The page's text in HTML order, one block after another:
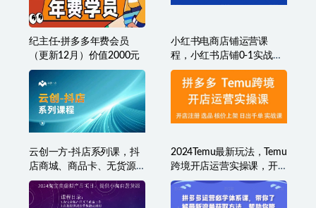
纪主任·拼多多年费会员
（更新12月）价值2000元
小红书电商店铺运营课
程，小红书店铺0-1实战教
学
云创一方-抖店系列课，​抖
店商城、商品卡、无货源
等玩法
2024Temu最新玩法，Temu
跨境开店运营实操课，开
店注册/选品/核价上架/日
出千单实战课